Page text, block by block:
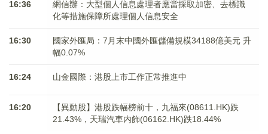
16:36
網信辦：大型個人信息處理者應當採取加密、去標識
化等措施保障所處理個人信息安全
16:30
國家外匯局：7月末中國外匯儲備規模34188億美元 升
幅0.07%
16:24 山金國際：港股上市工作正常推進中
16:20
【異動股】港股跌幅榜前十，九福來(08611.HK)跌
21.43%，天瑞汽車内飾(06162.HK)跌18.44%